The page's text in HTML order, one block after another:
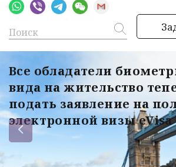
Все обладатели
вида на жительство
подать заявление на
электронной визы eVisa